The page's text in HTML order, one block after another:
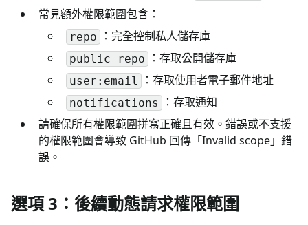
常見額外權限範圍包含：
repo ：完全控制私人儲存庫
public_repo ：存取公開儲存庫
user:email ：存取使用者電子郵件地址
notifications
：存取通知
請確保所有權限範圍拼寫正確且有效。錯誤或不支援
的權限範圍會導致 GitHub 回傳「Invalid scope」錯
誤。
選項 3：後續動態請求權限範圍